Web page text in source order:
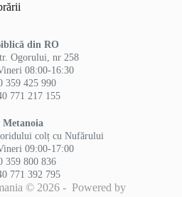
din RO
Ogorului, nr 258
08:00-16:30
359 425 990
771 217 155
colț cu Nufărului
09:00-17:00
359 800 836
771 392 795
© 2026 - Powered by